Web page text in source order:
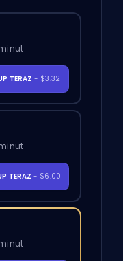
TERAZ - $3.32
TERAZ - $6.00